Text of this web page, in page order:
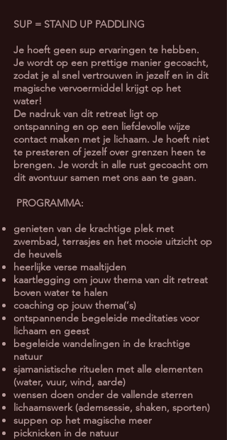
SUP = STAND UP PADDLING
Je hoeft geen sup ervaringen te hebben.
Je wordt op een prettige manier gecoacht,
zodat je al snel vertrouwen in jezelf en in dit
magische vervoermiddel krijgt op het
water!
De nadruk van dit retreat ligt op
ontspanning en op een liefdevolle wijze
contact maken met je lichaam. Je hoeft niet
te presteren of jezelf over grenzen heen te
brengen. Je wordt in alle rust gecoacht om
dit avontuur samen met ons aan te gaan.
PROGRAMMA:
genieten van de krachtige plek met
zwembad, terrasjes en het mooie uitzicht op
de heuvels
heerlijke verse maaltijden
kaartlegging om jouw thema van dit retreat
boven water te halen
coaching op jouw thema(‘s)
ontspannende begeleide meditaties voor
lichaam en geest
begeleide wandelingen in de krachtige
natuur
sjamanistische rituelen met alle elementen
(water, vuur, wind, aarde)
wensen doen onder de vallende sterren
lichaamswerk (ademsessie, shaken, sporten)
suppen op het magische meer
picknicken in de natuur